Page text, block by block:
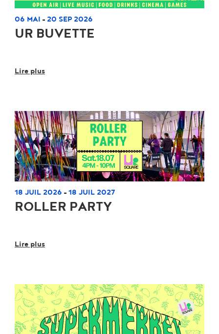
06 MAI - 20 SEP 2026
UR BUVETTE
Lire plus
18 JUIL 2026 - 18 JUIL 2027
ROLLER PARTY
Lire plus